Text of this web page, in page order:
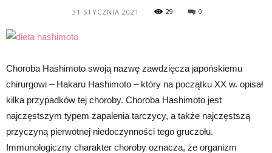
31 STYCZNIA 2021 29 0
Choroba Hashimoto swoją nazwę zawdzięcza japońskiemu
chirurgowi – Hakaru Hashimoto – który na początku XX w. opisał
kilka przypadków tej choroby. Choroba Hashimoto jest
najczęstszym typem zapalenia tarczycy, a także najczęstszą
przyczyną pierwotnej niedoczynności tego gruczołu.
Immunologiczny charakter choroby oznacza, że organizm